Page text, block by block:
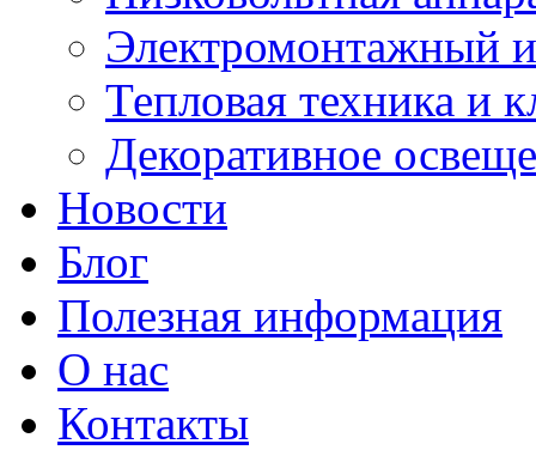
Электромонтажный
Тепловая техника и
Декоративное
Новости
Блог
Полезная информация
О нас
Контакты